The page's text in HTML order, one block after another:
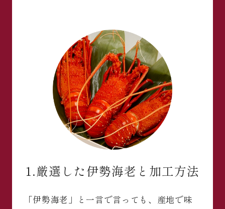
1.厳選した伊勢海老と加工方法
「伊勢海老」と一言で言っても、産地で味